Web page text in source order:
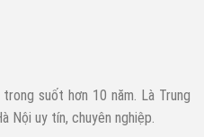
suốt hơn 10 năm. Là Trung
Nội uy tín, chuyên nghiệp.